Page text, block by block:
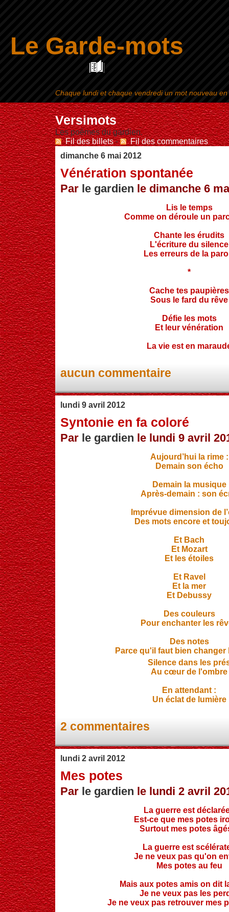
Le Garde-mots
Aller au contenu|
Versimots
Les poèmes du gardien.
Fil des billets-
Fil des commentaires
dimanche 6 mai 2012
Vénération spontanée
Par le gardien le dimanche 6
Lis le temps
Comme on déroule un
Chante les érudits
L'écriture du silence
Les erreurs de la
*
Cache tes paupières
Sous le fard du rêve
Défie les mots
Et leur vénération
La vie est en
aucun commentaire
lundi 9 avril 2012
Syntonie en fa coloré
Par le gardien le lundi 9 avril
Aujourd’hui la rime :
Demain son écho
Demain la musique
Après-demain : son
Imprévue dimension de
Des mots encore et
Et Bach
Et Mozart
Et les étoiles
Et Ravel
Et la mer
Et Debussy
Des couleurs
Pour enchanter les
Des notes
Parce qu'il faut bien changer
Silence dans les
Au cœur de l'ombre
En attendant :
Un éclat de lumière
2 commentaires
lundi 2 avril 2012
Mes potes
Par le gardien le lundi 2 avril
La guerre est
Est-ce que mes potes
Surtout mes potes
La guerre est
Je ne veux pas qu'on
Mes potes au feu
Mais aux potes amis on dit
Je ne veux pas les
Je ne veux pas retrouver mes
Chaque lundi et chaque vendredi un mot nouveau